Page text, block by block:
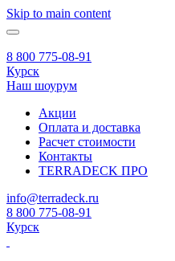
Skip to main content
8 800 775-08-91
Курск
Наш шоурум
Акции
Оплата и доставка
Расчет стоимости
Контакты
TERRADECK ПРО
info@terradeck.ru
8 800 775-08-91
Курск